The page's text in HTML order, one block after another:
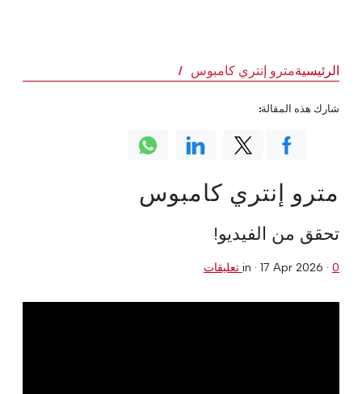
الرئيسيةمترو إنتري كامبوس
مترو إنتري كامبوس
تحقق من الفيديو!
in · 17 Apr 2026 · 0 تعليقات
شارك هذه المقالة: